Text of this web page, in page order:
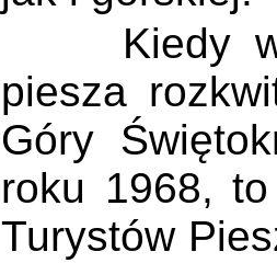
Kiedy w
piesza
Góry
roku 1968, to
Turystów